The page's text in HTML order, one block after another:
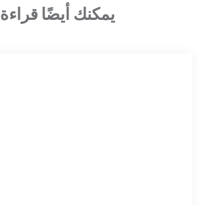
يمكنك أيضًا قراءة